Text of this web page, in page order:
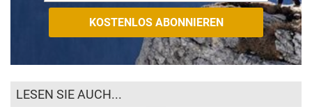
LESEN SIE AUCH...